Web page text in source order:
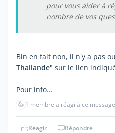
pour vous aider à
nombre de vos
Bin en fait non, il n'y a pas
Thailande" sur le lien
Pour info...
👍 1 membre a réagi à ce message
Réagir Répondre